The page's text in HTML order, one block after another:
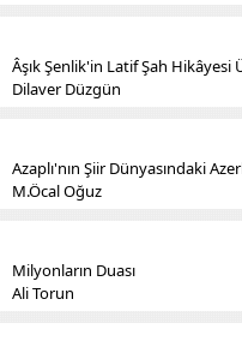
Âşık Şenlik'in Latif Şah Hikâyesi
Dilaver Düzgün
Azaplı'nın Şiir Dünyasındaki
M.Öcal Oğuz
Milyonların Duası
Ali Torun